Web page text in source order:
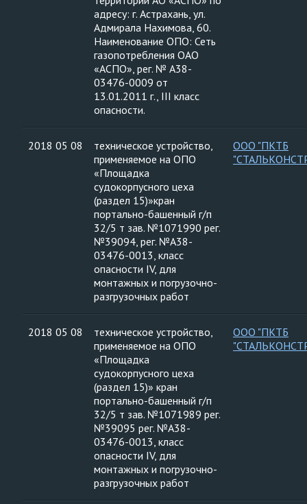
адресу: г. Астрахань, ул.
Адмирала Нахимова, 60.
Наименование ОПО: Сеть
газопотребления ОАО
«АСПО», рег. № А38-
03476-0009 от
13.01.2011 г., III класс
опасности.
2018 05 08
техническое устройство,
применяемое на ОПО
«Площадка
судокорпусного цеха
(раздел 15)»кран
портально-башенный г/п
32/5 т зав. №1071990 рег.
№39094, рег. №А38-
03476-0013, класс
опасности IV, для
монтажных и погрузочно-
разгрузочных работ
ООО "ПКТБ
2018 05 08
техническое устройство,
применяемое на ОПО
«Площадка
судокорпусного цеха
(раздел 15)» кран
портально-башенный г/п
32/5 т зав. №1071989 рег.
№39095 рег. №А38-
03476-0013, класс
опасности IV, для
монтажных и погрузочно-
разгрузочных работ
ООО "ПКТБ